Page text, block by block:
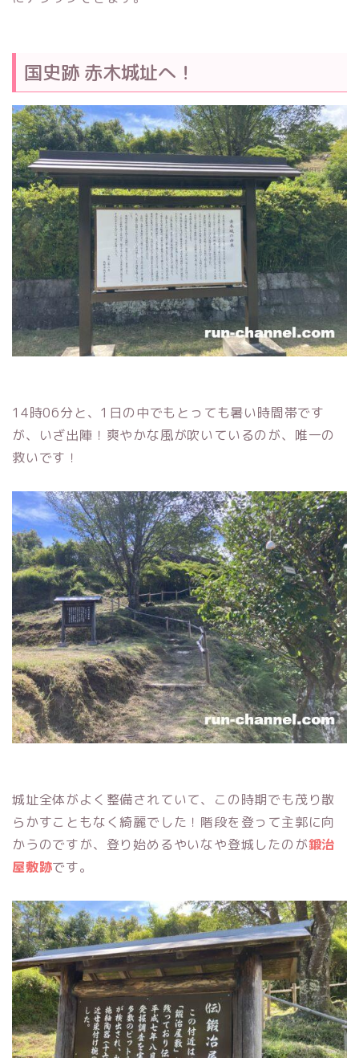
国史跡 赤木城址へ！
14時06分と、1日の中でもとっても暑い時間帯です
が、いざ出陣！爽やかな風が吹いているのが、唯一の
救いです！
城址全体がよく整備されていて、この時期でも茂り散
らかすこともなく綺麗でした！階段を登って主郭に向
かうのですが、登り始めるやいなや登城したのが鍛治
屋敷跡です。